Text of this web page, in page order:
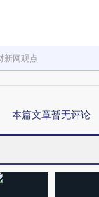
新网观点
本篇文章暂无评论